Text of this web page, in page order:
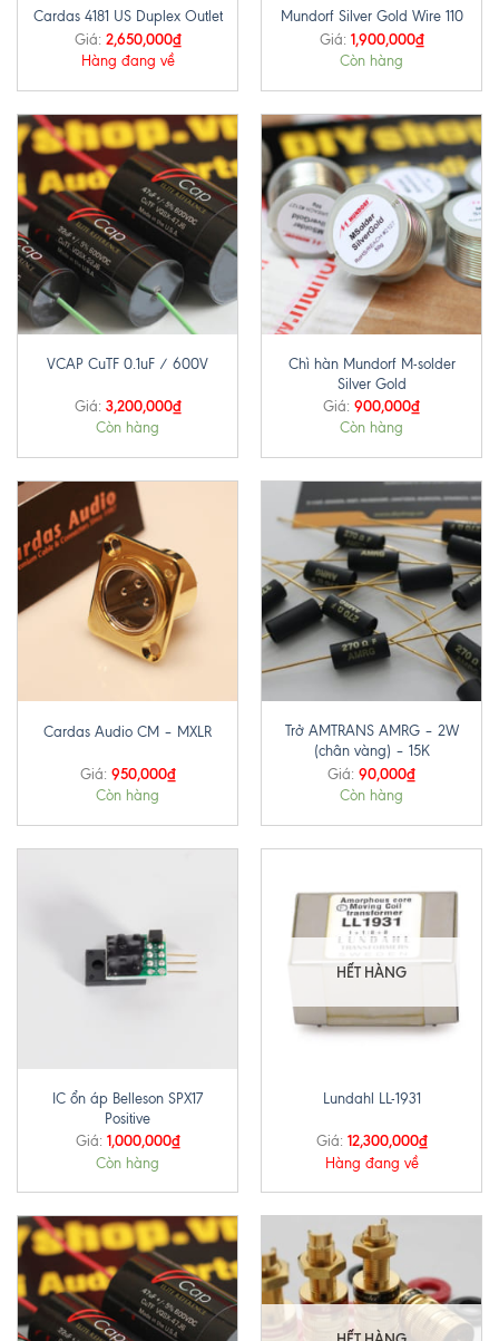
Cardas 4181 US Duplex Outlet
Giá: 2,650,000₫
Hàng đang về
Mundorf Silver Gold Wire 110
Giá: 1,900,000₫
Còn hàng
VCAP CuTF 0.1uF / 600V
Giá: 3,200,000₫
Còn hàng
Chì hàn Mundorf M-solder
Silver Gold
Giá: 900,000₫
Còn hàng
Cardas Audio CM – MXLR
Giá: 950,000₫
Còn hàng
Trở AMTRANS AMRG – 2W
(chân vàng) – 15K
Giá: 90,000₫
Còn hàng
IC ổn áp Belleson SPX17
Positive
Giá: 1,000,000₫
Còn hàng
HẾT HÀNG
Lundahl LL-1931
Giá: 12,300,000₫
Hàng đang về